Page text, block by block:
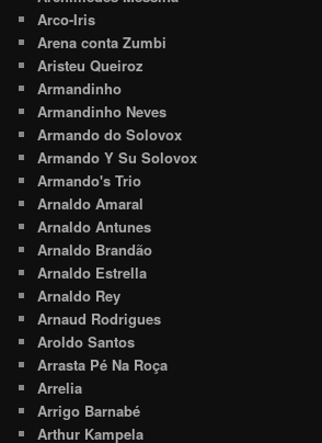
Arco-Iris
Arena conta Zumbi
Aristeu Queiroz
Armandinho
Armandinho Neves
Armando do Solovox
Armando Y Su Solovox
Armando's Trio
Arnaldo Amaral
Arnaldo Antunes
Arnaldo Brandão
Arnaldo Estrella
Arnaldo Rey
Arnaud Rodrigues
Aroldo Santos
Arrasta Pé Na Roça
Arrelia
Arrigo Barnabé
Arthur Kampela